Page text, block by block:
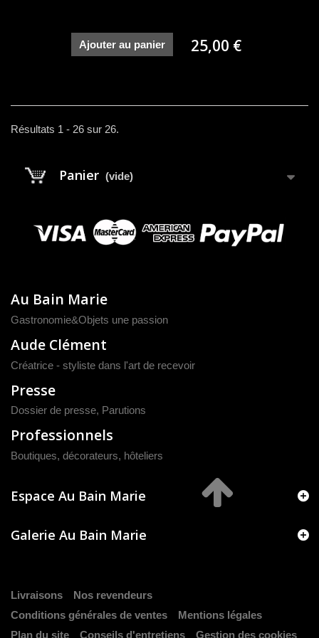
Ajouter au panier 25,00 €
Résultats 1 - 26 sur 26.
Panier (vide)
Au Bain Marie
Gastronomie&Objets une passion
Aude Clément
Créatrice - styliste dans l'art de recevoir
Presse
Dossier de presse, Parutions
Professionnels
Boutiques, décorateurs, hôteliers
Espace Au Bain Marie
Galerie Au Bain Marie
Livraisons
Nos revendeurs
Conditions générales de ventes
Mentions légales
Plan du site
Conseils d'entretiens Gestion des cookies